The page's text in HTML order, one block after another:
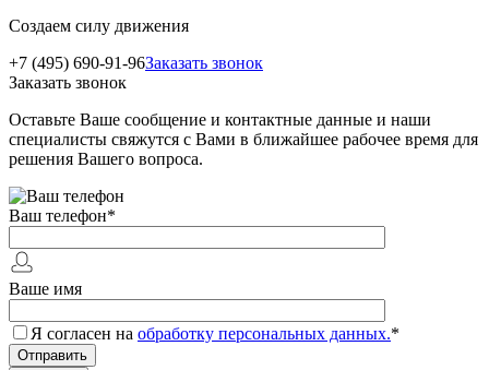
Создаем силу движения
+7 (495) 690-91-96Заказать звонок
Заказать звонок
Оставьте Ваше сообщение и контактные данные и наши
специалисты свяжутся с Вами в ближайшее рабочее время для
решения Вашего вопроса.
Ваш телефон*
Ваше имя
Я согласен на обработку персональных данных.*